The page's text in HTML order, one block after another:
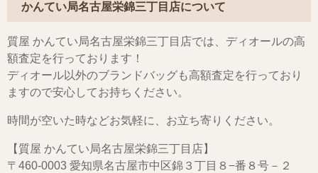
かんてい局名古屋栄錦三丁目店について
質屋 かんてい局名古屋栄錦三丁目店では、ディオールの高
額査定を行っております！
ディオール以外のブランドバッグも高額査定を行っており
ますので安心してお持ちください。
時間が空いた時などお気軽に、お立ち寄りください。
【質屋 かんてい局名古屋栄錦三丁目店】
〒460-0003 愛知県名古屋市中区錦３丁目８−番８号－２